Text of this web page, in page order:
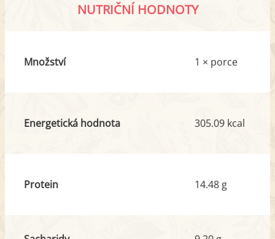
NUTRIČNÍ HODNOTY
Množství 1 × porce
Energetická hodnota 305.09 kcal
Protein 14.48 g